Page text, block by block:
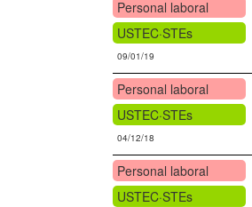
Personal laboral
USTEC·STEs
09/01/19
Personal laboral
USTEC·STEs
04/12/18
Personal laboral
USTEC·STEs